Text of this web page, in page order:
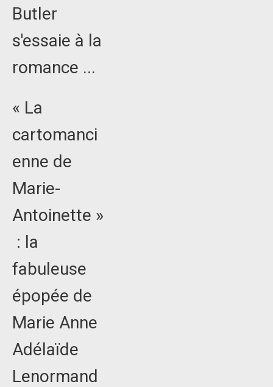
Butler
s'essaie à la
romance ...
« La
cartomanci
enne de
Marie-
Antoinette »
: la
fabuleuse
épopée de
Marie Anne
Adélaïde
Lenormand